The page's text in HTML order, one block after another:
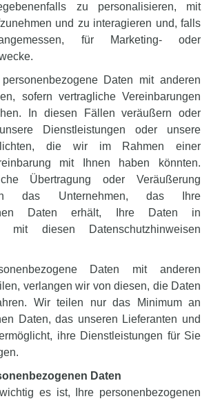
zu personalisieren, mit
und zu interagieren und, falls
für Marketing- oder
Daten mit anderen
sofern vertragliche Vereinbarungen
In diesen Fällen veräußern oder
Dienstleistungen oder unsere
die wir im Rahmen einer
mit Ihnen haben könnten.
Übertragung oder Veräußerung
das Unternehmen, das Ihre
Daten erhält, Ihre Daten in
mit diesen Datenschutzhinweisen
Daten mit anderen
verlangen wir von diesen, die Daten
Wir teilen nur das Minimum an
Daten, das unseren Lieferanten und
ihre Dienstleistungen für Sie
Daten
es ist, Ihre personenbezogenen